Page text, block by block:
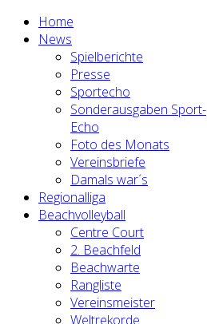
Home
News
Spielberichte
Presse
Sportecho
Sonderausgaben Sport-
Echo
Foto des Monats
Vereinsbriefe
Damals war´s
Regionalliga
Beachvolleyball
Centre Court
2. Beachfeld
Beachwarte
Rangliste
Vereinsmeister
Weltrekorde